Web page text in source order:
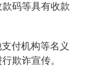
码等具有收款
付机构等名义
欺诈宣传。